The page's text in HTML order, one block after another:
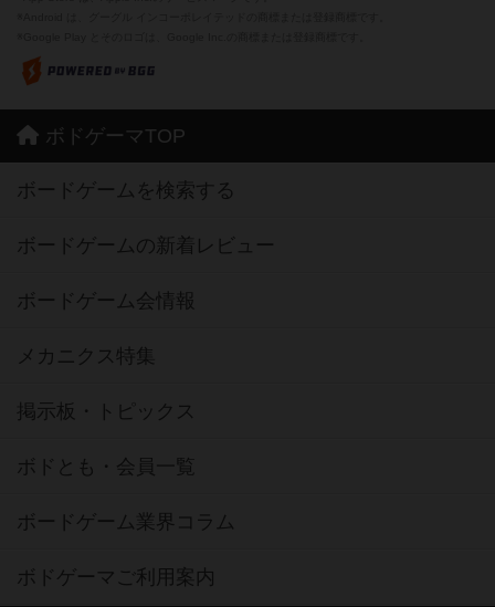
ボドゲーマTOP
ボードゲームを検索する
ボードゲームの新着レビュー
ボードゲーム会情報
メカニクス特集
掲示板・トピックス
ボドとも・会員一覧
ボードゲーム業界コラム
ボドゲーマご利用案内